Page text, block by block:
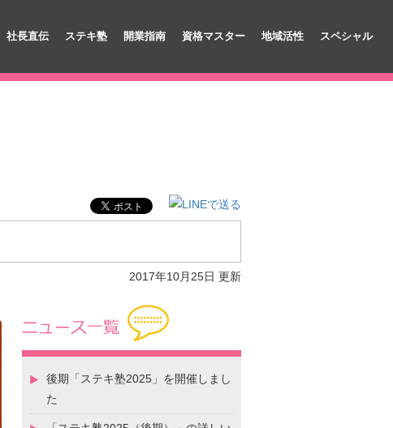
社長直伝 ステキ塾 開業指南 資格マスター 地域活性 スペシャル
2017年10月25日 更新
後期「ステキ塾2025」を開催しまし
た